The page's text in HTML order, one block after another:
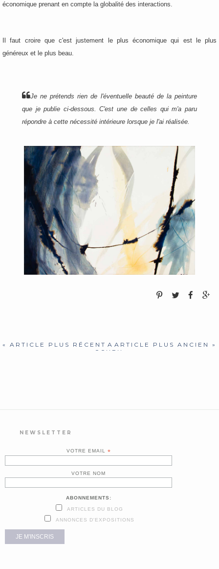
économique prenant en compte la globalité des interactions.
Il faut croire que c'est justement le plus économique qui est le plus
généreux et le plus beau.
Je ne prétends rien de l'éventuelle beauté de la peinture
que je publie ci-dessous. C'est une de celles qui m'a paru
répondre à cette nécessité intérieure lorsque je l'ai réalisée.
« ARTICLE PLUS RÉCENT ARTICLE PLUS ANCIEN »
A
CCUEIL
NEWSLETTER
VOTRE EMAIL *
VOTRE NOM
ABONNEMENTS:
ARTICLES DU BLOG
ANNONCES D'EXPOSITIONS